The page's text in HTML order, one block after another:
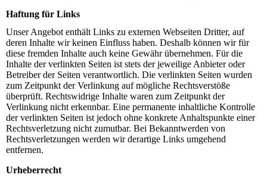
Haftung für Links
Unser Angebot enthält Links zu externen Webseiten Dritter, auf
deren Inhalte wir keinen Einfluss haben. Deshalb können wir für
diese fremden Inhalte auch keine Gewähr übernehmen. Für die
Inhalte der verlinkten Seiten ist stets der jeweilige Anbieter oder
Betreiber der Seiten verantwortlich. Die verlinkten Seiten wurden
zum Zeitpunkt der Verlinkung auf mögliche Rechtsverstöße
überprüft. Rechtswidrige Inhalte waren zum Zeitpunkt der
Verlinkung nicht erkennbar. Eine permanente inhaltliche Kontrolle
der verlinkten Seiten ist jedoch ohne konkrete Anhaltspunkte einer
Rechtsverletzung nicht zumutbar. Bei Bekanntwerden von
Rechtsverletzungen werden wir derartige Links umgehend
entfernen.
Urheberrecht